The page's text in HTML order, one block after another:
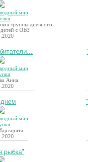
мир
группы дневного
с ОВЗ
мир
Анна
мир
рыбка"